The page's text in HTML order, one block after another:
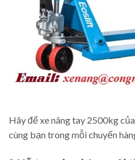
Hãy để xe nâng tay 2500kg
cùng bạn trong mỗi chuyến